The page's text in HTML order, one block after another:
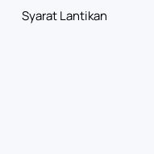
Syarat Lantikan